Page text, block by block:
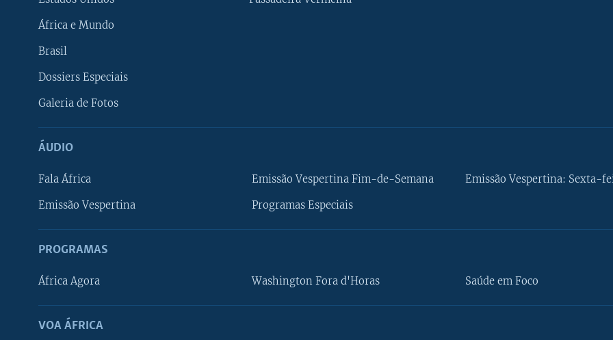
África e Mundo
Brasil
Dossiers Especiais
Galeria de Fotos
ÁUDIO
Fala África
Emissão Vespertina
Emissão Vespertina Fim-de-Semana
Programas Especiais
Emissão Vespertina: Sexta-
PROGRAMAS
África Agora Washington Fora d'Horas Saúde em Foco
VOA ÁFRICA